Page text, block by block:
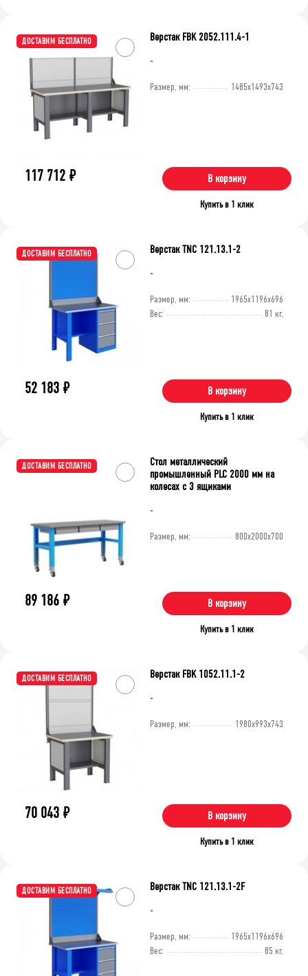
ДОСТАВИМ БЕСПЛАТНО
-
Верстак FBK 2052.111.4-1
Размер, мм: 1485x1493x743
117 712 ₽ В корзину
Купить в 1 клик
ДОСТАВИМ БЕСПЛАТНО
-
Верстак TNC 121.13.1-2
Размер, мм:
1965x1196x696
Вес:
81 кг.
52 183 ₽ В корзину
Купить в 1 клик
ДОСТАВИМ БЕСПЛАТНО
-
Стол металлический
промышленный PLC 2000 мм на
колесах с 3 ящиками
Размер, мм: 800x2000x700
89 186 ₽ В корзину
Купить в 1 клик
ДОСТАВИМ БЕСПЛАТНО
-
Верстак FBK 1052.11.1-2
Размер, мм: 1980x993x743
70 043 ₽ В корзину
Купить в 1 клик
ДОСТАВИМ БЕСПЛАТНО
-
Верстак TNC 121.13.1-2F
Размер, мм:
1965x1196x696
Вес:
85 кг.